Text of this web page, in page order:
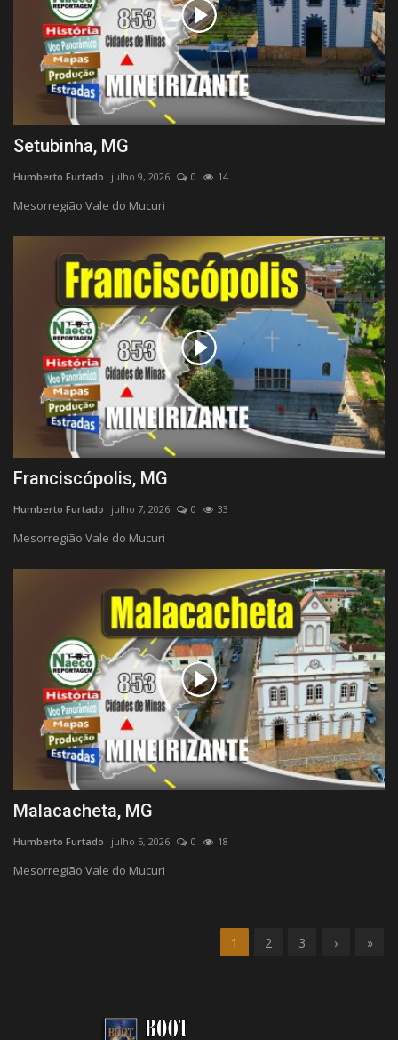
Setubinha, MG
Humberto Furtado julho 9, 2026 0 14
Mesorregião Vale do Mucuri
Franciscópolis, MG
Humberto Furtado julho 7, 2026 0 33
Mesorregião Vale do Mucuri
Malacacheta, MG
Humberto Furtado julho 5, 2026 0 18
Mesorregião Vale do Mucuri
1 2 3 › »